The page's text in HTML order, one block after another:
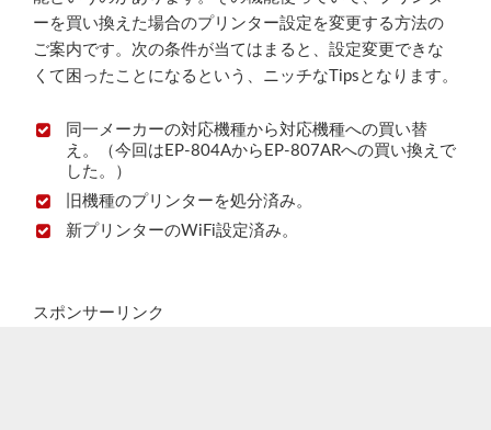
ーを買い換えた場合のプリンター設定を変更する方法の
ご案内です。次の条件が当てはまると、設定変更できな
くて困ったことになるという、ニッチなTipsとなります。
同一メーカーの対応機種から対応機種への買い替
え。（今回はEP-804AからEP-807ARへの買い換えで
した。）
旧機種のプリンターを処分済み。
新プリンターのWiFi設定済み。
スポンサーリンク